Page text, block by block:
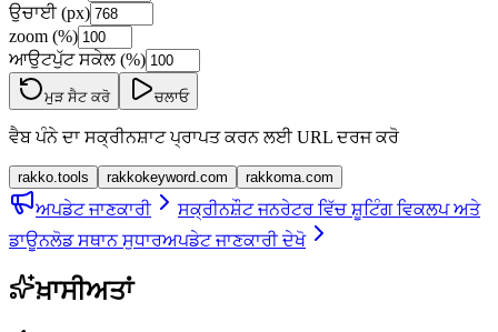
ਉਚਾਈ (px)
zoom (%)
ਆਉਟਪੁੱਟ ਸਕੇਲ (%)
ਮੁੜ ਸੈਟ ਕਰੋ ਚਲਾਓ
ਵੈਬ ਪੰਨੇ ਦਾ ਸਕ੍ਰੀਨਸ਼ਾਟ ਪ੍ਰਾਪਤ ਕਰਨ ਲਈ URL ਦਰਜ ਕਰੋ
rakko.tools rakkokeyword.com rakkoma.com
ਅਪਡੇਟ ਜਾਣਕਾਰੀ
ਸਕ੍ਰੀਨਸ਼ੌਟ ਜਨਰੇਟਰ ਵਿੱਚ ਸ਼ੂਟਿੰਗ ਵਿਕਲਪ ਅਤੇ
ਡਾਊਨਲੋਡ ਸਥਾਨ ਸੁਧਾਰਅਪਡੇਟ ਜਾਣਕਾਰੀ ਦੇਖੋ
ਖ਼ਾਸੀਅਤਾਂ